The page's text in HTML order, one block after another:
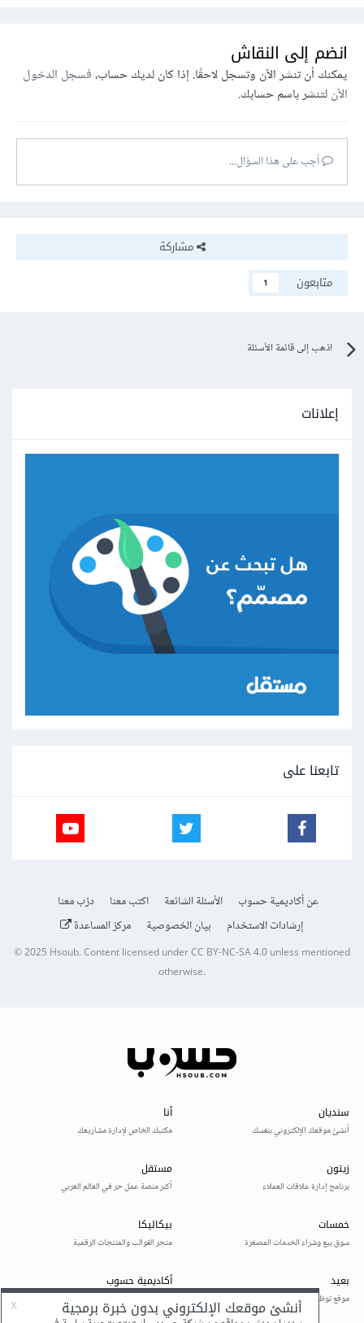
انضم إلى النقاش
يمكنك أن تنشر الآن وتسجل لاحقًا. إذا كان لديك حساب،فسجل الدخول
الآنلتنشر باسم حسابك.
أجب على هذا السؤال...
مشاركة
متابعون
1
اذهب إلى قائمة الأسئلة
إعلانات
تابعنا على
عن أكاديمية حسوب الأسئلة الشائعة اكتب معنا
درّب معنا
إرشادات الاستخدام
بيان الخصوصية مركز المساعدة
© 2025Hsoub.Content licensed underCC BY-NC-SA 4.0unless mentioned
otherwise.